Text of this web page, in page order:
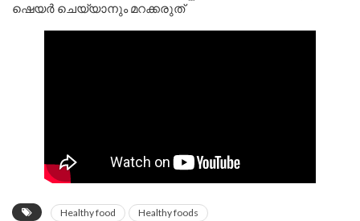
ഷെയർ ചെയ്യാനും മറക്കരുത്
Healthy food
Healthy foods